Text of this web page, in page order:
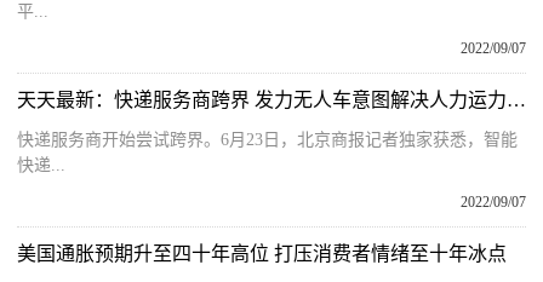
平...
2022/09/07
天天最新：快递服务商跨界 发力无人车意图解决人力运力缺口
快递服务商开始尝试跨界。6月23日，北京商报记者独家获悉，智能
快递...
2022/09/07
美国通胀预期升至四十年高位 打压消费者情绪至十年冰点